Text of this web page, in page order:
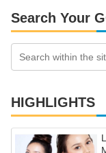
Search Your
HIGHLIGHTS